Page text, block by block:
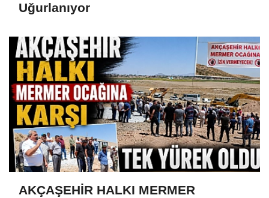
Uğurlanıyor
AKÇAŞEHİR HALKI MERMER